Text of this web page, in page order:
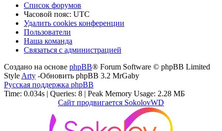
Список форумов
Часовой пояс: UTC
Удалить cookies конференции
Пользователи
Наша команда
Связаться с администрацией
Создано на основе phpBB® Forum Software © phpBB Limited
Style Arty -Обновить phpBB 3.2 MrGaby
Русская поддержка phpBB
Time: 0.034s | Queries: 8 | Peak Memory Usage: 2.28 МБ
Сайт продвигается SokolovWD